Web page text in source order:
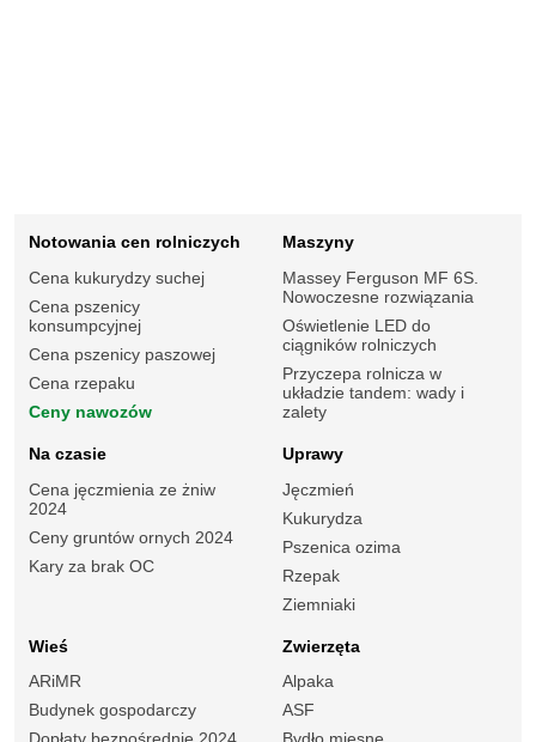
Notowania cen rolniczych
Cena kukurydzy suchej
Cena pszenicy
konsumpcyjnej
Cena pszenicy paszowej
Cena rzepaku
Ceny nawozów
Maszyny
Massey Ferguson MF 6S.
Nowoczesne rozwiązania
Oświetlenie LED do
ciągników rolniczych
Przyczepa rolnicza w
układzie tandem: wady i
zalety
Na czasie
Cena jęczmienia ze żniw
2024
Ceny gruntów ornych 2024
Kary za brak OC
Uprawy
Jęczmień
Kukurydza
Pszenica ozima
Rzepak
Ziemniaki
Wieś
ARiMR
Budynek gospodarczy
Zwierzęta
Alpaka
ASF